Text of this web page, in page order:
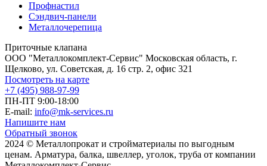
Профнастил
Сэндвич-панели
Металлочерепица
Приточные клапана
ООО "Металлокомплект-Сервис" Московская область, г.
Щелково, ул. Советская, д. 16 стр. 2, офис 321
Посмотреть на карте
+7 (495) 988-97-99
ПН-ПТ 9:00-18:00
E-mail: info@mk-services.ru
Напишите нам
Обратный звонок
2024 © Металлопрокат и стройматериалы по выгодным
ценам. Арматура, балка, швеллер, уголок, труба от компании